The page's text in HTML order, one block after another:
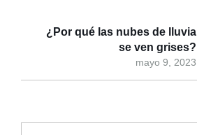
mayo 9, 2023
¿Por qué las nubes de lluvia
se ven grises?